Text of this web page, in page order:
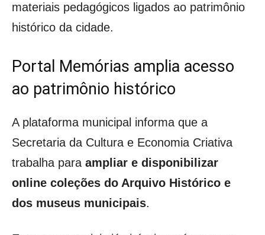
materiais pedagógicos ligados ao patrimônio
histórico da cidade.
Portal Memórias amplia acesso
ao patrimônio histórico
A plataforma municipal informa que a
Secretaria da Cultura e Economia Criativa
trabalha para ampliar e disponibilizar
online coleções do Arquivo Histórico e
dos museus municipais.